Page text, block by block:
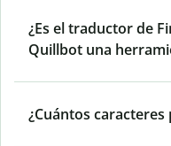
¿Es el traductor de
Quillbot una
¿Cuántos